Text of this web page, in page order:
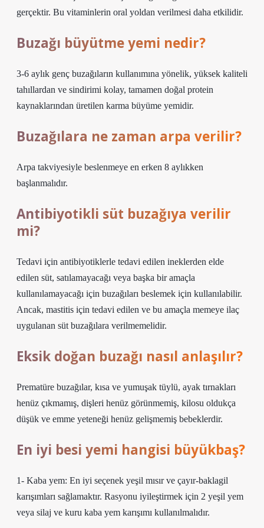
gerçektir. Bu vitaminlerin oral yoldan verilmesi daha etkilidir.
Buzağı büyütme yemi nedir?
3-6 aylık genç buzağıların kullanımına yönelik, yüksek kaliteli
tahıllardan ve sindirimi kolay, tamamen doğal protein
kaynaklarından üretilen karma büyüme yemidir.
Buzağılara ne zaman arpa verilir?
Arpa takviyesiyle beslenmeye en erken 8 aylıkken
başlanmalıdır.
Antibiyotikli süt buzağıya verilir
mi?
Tedavi için antibiyotiklerle tedavi edilen ineklerden elde
edilen süt, satılamayacağı veya başka bir amaçla
kullanılamayacağı için buzağıları beslemek için kullanılabilir.
Ancak, mastitis için tedavi edilen ve bu amaçla memeye ilaç
uygulanan süt buzağılara verilmemelidir.
Eksik doğan buzağı nasıl anlaşılır?
Prematüre buzağılar, kısa ve yumuşak tüylü, ayak tırnakları
henüz çıkmamış, dişleri henüz görünmemiş, kilosu oldukça
düşük ve emme yeteneği henüz gelişmemiş bebeklerdir.
En iyi besi yemi hangisi büyükbaş?
1- Kaba yem: En iyi seçenek yeşil mısır ve çayır-baklagil
karışımları sağlamaktır. Rasyonu iyileştirmek için 2 yeşil yem
veya silaj ve kuru kaba yem karışımı kullanılmalıdır.